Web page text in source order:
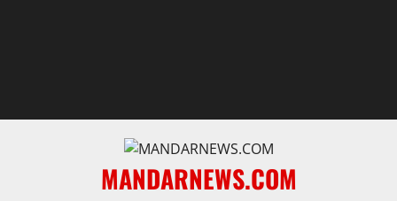
MANDARNEWS.COM